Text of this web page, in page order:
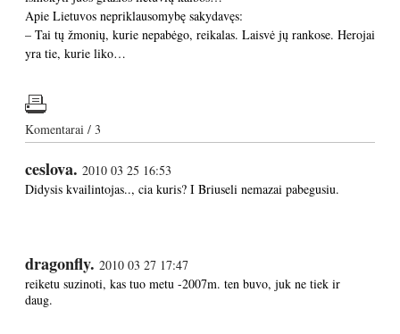
Apie Lietuvos nepriklausomybę sakydavęs:
– Tai tų žmonių, kurie nepabėgo, reikalas. Laisvė jų rankose. Herojai
yra tie, kurie liko…
Komentarai / 3
ceslova. 2010 03 25 16:53
Didysis kvailintojas.., cia kuris? I Briuseli nemazai pabegusiu.
dragonfly. 2010 03 27 17:47
reiketu suzinoti, kas tuo metu -2007m. ten buvo, juk ne tiek ir
daug.